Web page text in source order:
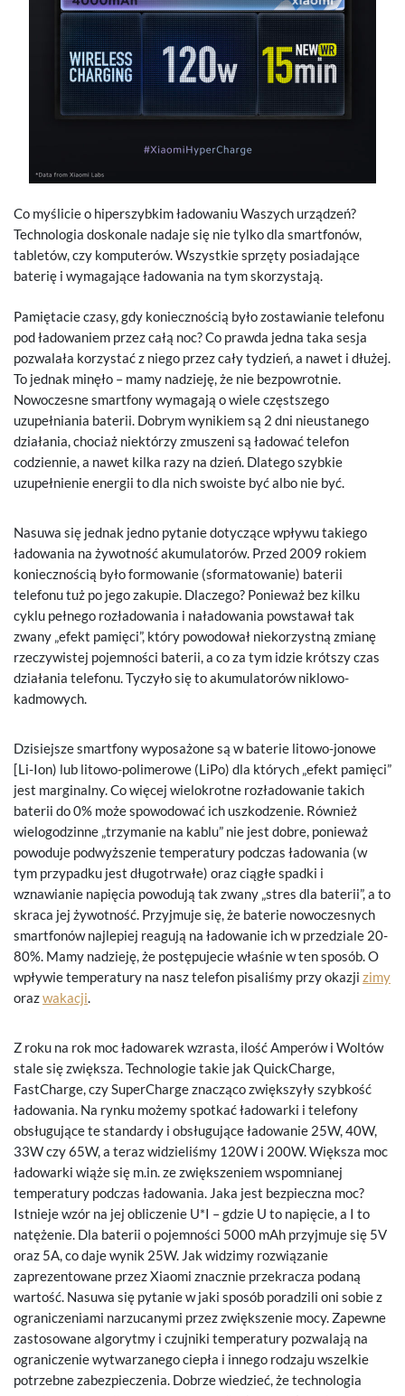
Co myślicie o hiperszybkim ładowaniu Waszych urządzeń?
Technologia doskonale nadaje się nie tylko dla smartfonów,
tabletów, czy komputerów. Wszystkie sprzęty posiadające
baterię i wymagające ładowania na tym skorzystają.
Pamiętacie czasy, gdy koniecznością było zostawianie telefonu
pod ładowaniem przez całą noc? Co prawda jedna taka sesja
pozwalała korzystać z niego przez cały tydzień, a nawet i dłużej.
To jednak minęło – mamy nadzieję, że nie bezpowrotnie.
Nowoczesne smartfony wymagają o wiele częstszego
uzupełniania baterii. Dobrym wynikiem są 2 dni nieustanego
działania, chociaż niektórzy zmuszeni są ładować telefon
codziennie, a nawet kilka razy na dzień. Dlatego szybkie
uzupełnienie energii to dla nich swoiste być albo nie być.
Nasuwa się jednak jedno pytanie dotyczące wpływu takiego
ładowania na żywotność akumulatorów. Przed 2009 rokiem
koniecznością było formowanie (sformatowanie) baterii
telefonu tuż po jego zakupie. Dlaczego? Ponieważ bez kilku
cyklu pełnego rozładowania i naładowania powstawał tak
zwany „efekt pamięci”, który powodował niekorzystną zmianę
rzeczywistej pojemności baterii, a co za tym idzie krótszy czas
działania telefonu. Tyczyło się to akumulatorów niklowo-
kadmowych.
Dzisiejsze smartfony wyposażone są w baterie litowo-jonowe
[Li-Ion) lub litowo-polimerowe (LiPo) dla których „efekt pamięci”
jest marginalny. Co więcej wielokrotne rozładowanie takich
baterii do 0% może spowodować ich uszkodzenie. Również
wielogodzinne „trzymanie na kablu” nie jest dobre, ponieważ
powoduje podwyższenie temperatury podczas ładowania (w
tym przypadku jest długotrwałe) oraz ciągłe spadki i
wznawianie napięcia powodują tak zwany „stres dla baterii”, a to
skraca jej żywotność. Przyjmuje się, że baterie nowoczesnych
smartfonów najlepiej reagują na ładowanie ich w przedziale 20-
80%. Mamy nadzieję, że postępujecie właśnie w ten sposób. O
wpływie temperatury na nasz telefon pisaliśmy przy okazji zimy
orazwakacji
Z roku na rok moc ładowarek wzrasta, ilość Amperów i Woltów
stale się zwiększa. Technologie takie jak QuickCharge,
FastCharge, czy SuperCharge znacząco zwiększyły szybkość
ładowania. Na rynku możemy spotkać ładowarki i telefony
obsługujące te standardy i obsługujące ładowanie 25W, 40W,
33W czy 65W, a teraz widzieliśmy 120W i 200W. Większa moc
ładowarki wiąże się m.in. ze zwiększeniem wspomnianej
temperatury podczas ładowania. Jaka jest bezpieczna moc?
Istnieje wzór na jej obliczenie U*I – gdzie U to napięcie, a I to
natężenie. Dla baterii o pojemności 5000 mAh przyjmuje się 5V
oraz 5A, co daje wynik 25W. Jak widzimy rozwiązanie
zaprezentowane przez Xiaomi znacznie przekracza podaną
wartość. Nasuwa się pytanie w jaki sposób poradzili oni sobie z
ograniczeniami narzucanymi przez zwiększenie mocy. Zapewne
zastosowane algorytmy i czujniki temperatury pozwalają na
ograniczenie wytwarzanego ciepła i innego rodzaju wszelkie
potrzebne zabezpieczenia. Dobrze wiedzieć, że technologia